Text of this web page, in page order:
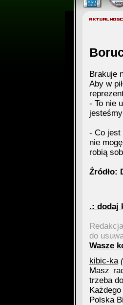
Brakuje
Aby w
- To nie
- Co jest
nie
robią
Źródło:
.: dodaj
do
Wasze
kibic-ka
Masz
trzeba
Polska